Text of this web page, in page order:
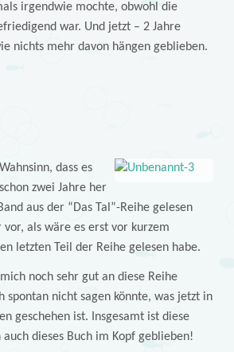
irgendwie mochte, obwohl die
war. Und jetzt – 2 Jahre
nichts mehr davon hängen geblieben.
Wahnsinn, dass es
schon zwei Jahre her
aus der “Das Tal”-Reihe gelesen
vor, als wäre es erst vor kurzem
letzten Teil der Reihe gelesen habe.
noch sehr gut an diese Reihe
spontan nicht sagen könnte, was jetzt in
geschehen ist. Insgesamt ist diese
auch dieses Buch im Kopf geblieben!